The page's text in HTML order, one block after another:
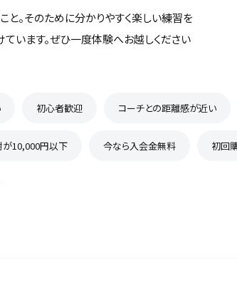
と。そのために分かりやすく楽しい練習を
います。ぜひ一度体験へお越しください
初心者歓迎 コーチとの距離感が近い
が10,000円以下 今なら入会金無料 初回